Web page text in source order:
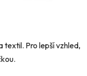
textil. Pro lepší vzhled,